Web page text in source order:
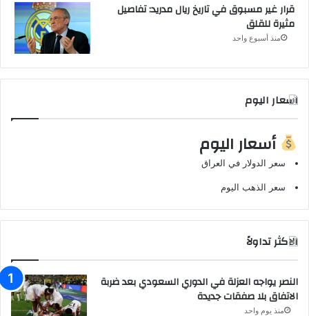
قرار غير مسبوق في تاريخ ريال مدريد: تفاصيل
مثيرة للقلق
منذ أسبوع واحد
اسعار اليوم
أسعار اليوم
سعر الدولار في العراق
سعر الذهب اليوم
الاكثر تداولاً
النصر يواجه العزلة في الدوري السعودي بعد ضربة
الاتفاق بلا صفقات جديدة
منذ يوم واحد